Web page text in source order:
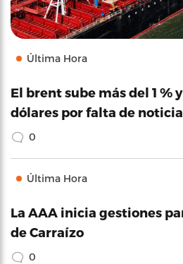
Última Hora
El brent sube más del 1 %
dólares por falta de
0
Última Hora
La AAA inicia gestiones
de Carraízo
0